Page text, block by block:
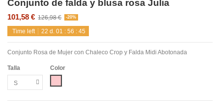
Conjunto de falda y blusa rosa Julia
101,58 € 126,98 € -20%
Time left 22 d. 01 :56 :45
Conjunto Rosa de Mujer con Chaleco Crop y Falda Midi Abotonada
Talla
Color